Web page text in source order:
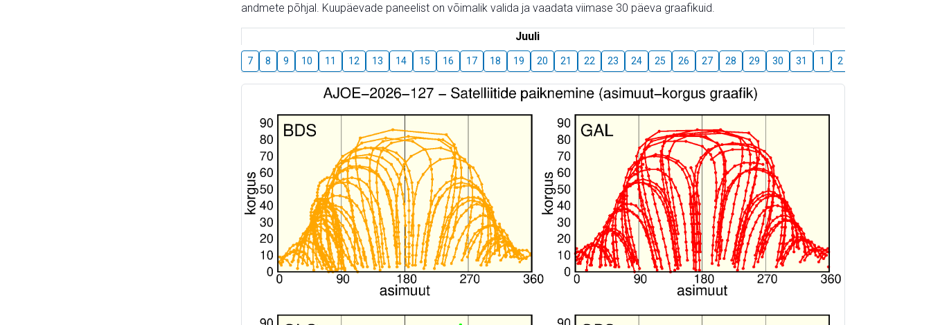
andmete põhjal. Kuupäevade paneelist on võimalik valida ja vaadata viimase 30 päeva graafikuid.
Juuli
7 8 9 10 11 12 13 14 15 16 17 18 19 20 21 22 23 24 25 26 27 28 29 30 31 1 2